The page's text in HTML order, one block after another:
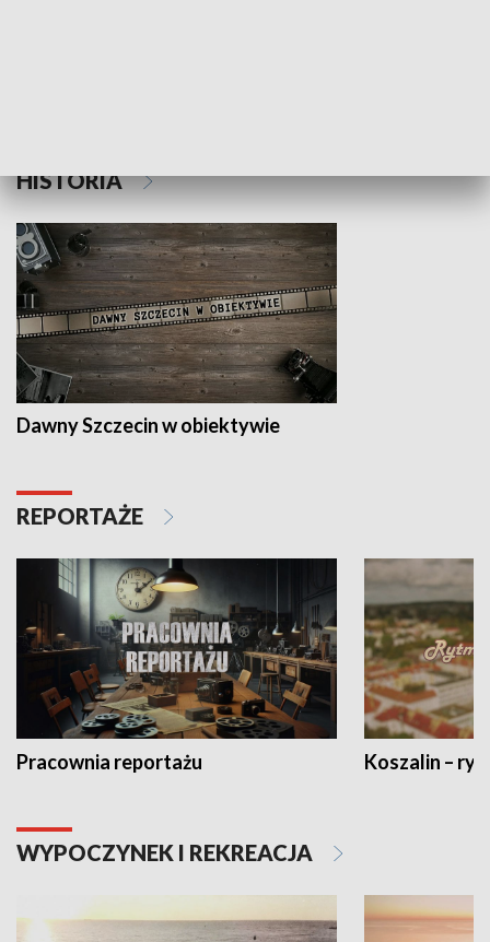
HISTORIA
Dawny Szczecin w obiektywie
REPORTAŻE
Pracownia reportażu Koszalin –
WYPOCZYNEK I REKREACJA